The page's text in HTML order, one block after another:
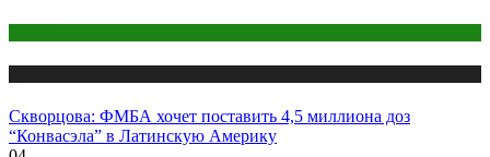
Скворцова: ФМБА хочет поставить 4,5 миллиона доз
“Конвасэла” в Латинскую Америку